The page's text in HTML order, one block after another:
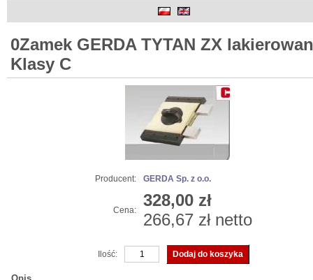
0Zamek GERDA TYTAN ZX
Klasy C
Producent: GERDA Sp. z o.o.
Cena:
328,00 zł
266,67 zł netto
Ilość: